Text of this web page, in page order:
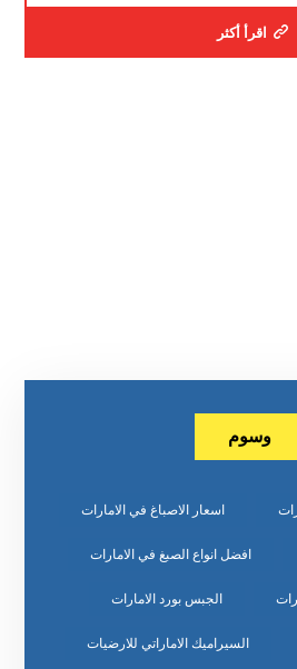
اقرأ أكثر
وسوم
اسعار الاصباغ في الامارات
افضل انواع الصبغ في الامارات
الجبس بورد الامارات
السيراميك الاماراتي للارضيات